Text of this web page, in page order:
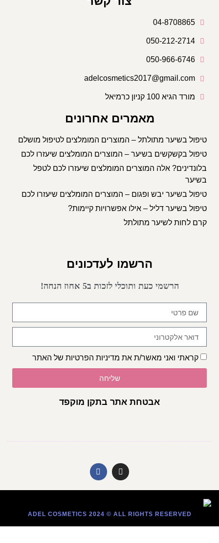
04-8708865
050-212-2714
050-966-6746
adelcosmetics2017@gmail.com
מורד הגיא 100 קניון כרמיאל
מאמרים אחרונים
טיפול בשיער מתולתל – המוצרים המומלצים לטיפול מושלם
טיפול בקשקשים בשיער – המוצרים המומלצים שיעזרו לכם
בלונדינים? אלה המוצרים המומלצים שיעזרו לכם לטפל
בשיער
טיפול בשיער יבש ופגום – המוצרים המומלצים שיעזרו לכם
טיפול בשיער דליל – אילו אפשרויות קיימות?
קרם לחות לשיער מתולתל
הרשמו לעדכונים
הרשמי כעת ותוכלי לזכות ב5 אחוז הנחה!
קראתי ואני מאשר/ת אתמדיניות הפרטיותשל האתר
שליחה
אבטחת אתר בתקן מוקפד
ADEL COSMETICS 2024 © ALL RIGHTS RESERVED​